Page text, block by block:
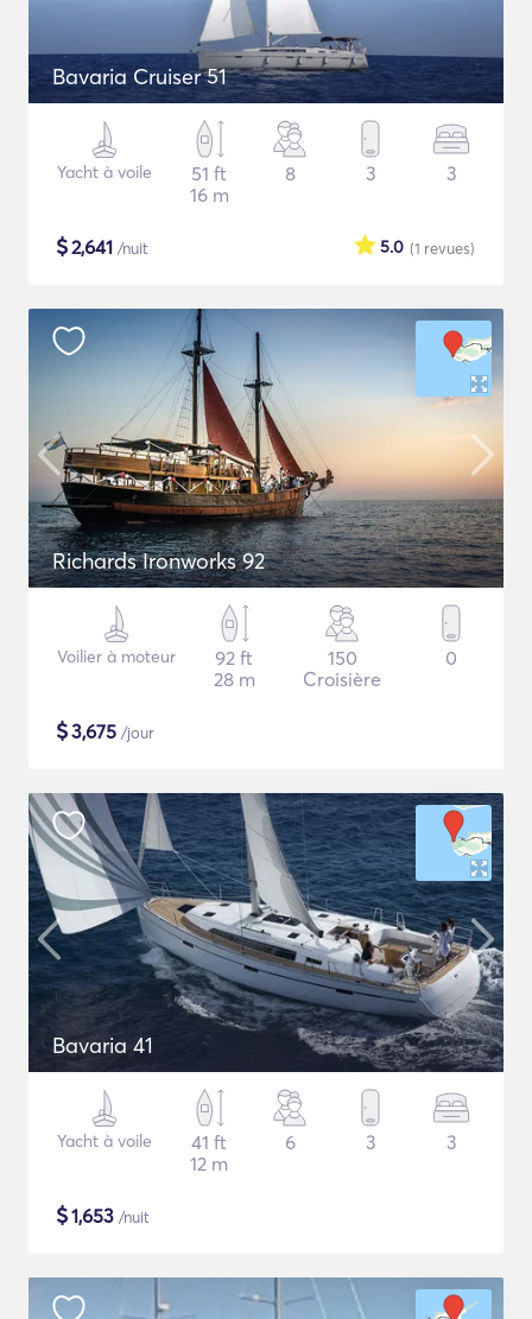
Bavaria Cruiser 51
Yacht à voile
51 ft
16 m
8 3 3
$2,641 /nuit (1 revues)
5.0
Richards Ironworks 92
Voilier à moteur
92 ft
28 m
150
Croisière
0
$3,675 /jour
Bavaria 41
Yacht à voile
41 ft
12 m
6 3 3
$1,653 /nuit